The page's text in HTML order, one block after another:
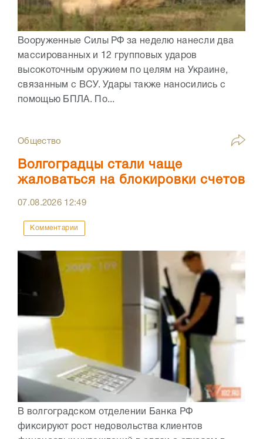
Вооруженные Силы РФ за неделю нанесли два
массированных и 12 групповых ударов
высокоточным оружием по целям на Украине,
связанным с ВСУ. Удары также наносились с
помощью БПЛА. По...
Общество
Волгоградцы стали чаще
жаловаться на блокировки счетов
07.08.2026 12:49
Комментарии
В волгоградском отделении Банка РФ
фиксируют рост недовольства клиентов